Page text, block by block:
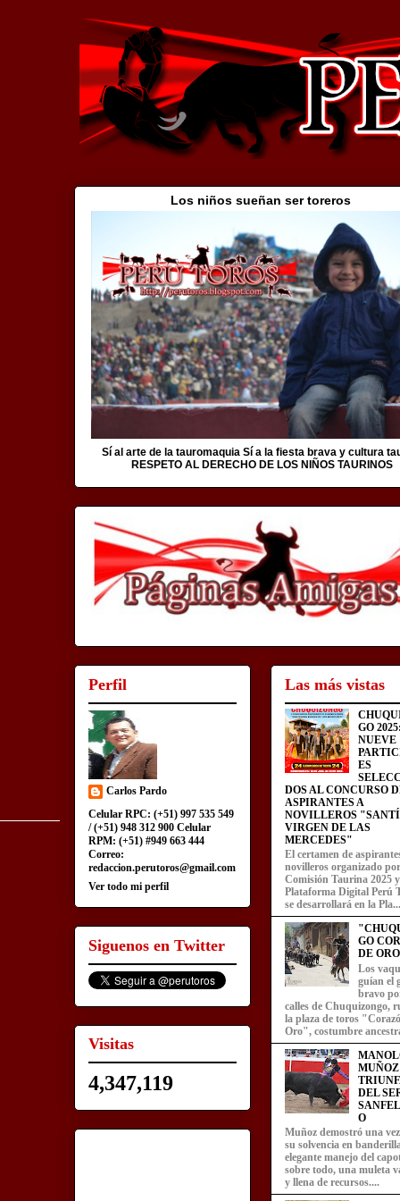
Los niños sueñan ser toreros
Sí al arte de la tauromaquia Sí a la fiesta brava y cultura
RESPETO AL DERECHO DE LOS NIÑOS TAURINOS
Perfil
Carlos Pardo
Celular RPC: (+51) 997 535 549
/ (+51) 948 312 900 Celular
RPM: (+51) #949 663 444
Correo:
redaccion.perutoros@gmail.com
Ver todo mi perfil
Siguenos en Twitter
Visitas
4,347,119
Las más vistas
GO
NUEVE
ES
DOS AL CONCURSO
ASPIRANTES A
NOVILLEROS
VIRGEN DE LAS
MERCEDES"
El certamen de
novilleros organizado
Comisión Taurina 2025
Plataforma Digital Perú
se desarrollará en la Pla...
GO
DE
Los
guían el
bravo
calles de Chuquizongo,
la plaza de toros
Oro", costumbre
MUÑOZ
DEL
O
Muñoz demostró una
su solvencia en
elegante manejo del
sobre todo, una muleta
y llena de recursos....